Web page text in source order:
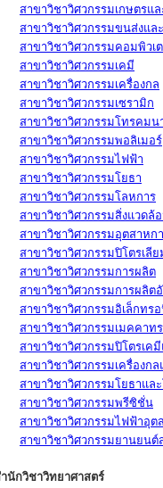
สาขาวิชาวิศวกรรมเกษตรแ
สาขาวิชาวิศวกรรมขนส่งแล
สาขาวิชาวิศวกรรมคอมพิวเ
สาขาวิชาวิศวกรรมเคมี
สาขาวิชาวิศวกรรมเครื่องกล
สาขาวิชาวิศวกรรมเซรามิก
สาขาวิชาวิศวกรรมโทรคมน
สาขาวิชาวิศวกรรมพอลิเมอร์
สาขาวิชาวิศวกรรมไฟฟ้า
สาขาวิชาวิศวกรรมโยธา
สาขาวิชาวิศวกรรมโลหการ
สาขาวิชาวิศวกรรมสิ่งแวดล้
สาขาวิชาวิศวกรรมอุตสาหก
สาขาวิชาวิศวกรรมปิโตรเลี
สาขาวิชาวิศวกรรมการผลิต
สาขาวิชาวิศวกรรมการผลิ
สาขาวิชาวิศวกรรมอิเล็กทร
สาขาวิชาวิศวกรรมเมคคาท
สาขาวิชาวิศวกรรมปิโตรเค
สาขาวิชาวิศวกรรมเครื่องก
สาขาวิชาวิศวกรรมโยธาแล
สาขาวิชาวิศวกรรมพรีซิชั่น
สาขาวิชาวิศวกรรมไฟฟ้าอุต
สาขาวิชาวิศวกรรมยานยนต์
นักวิชาวิทยาศาสตร์